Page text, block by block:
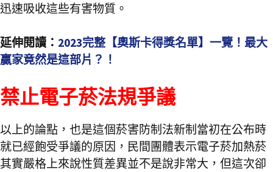
迅速吸收這些有害物質。
延伸閱讀： 2023完整【奧斯卡得獎名單】一覽！最大
贏家竟然是這部片？！
禁止電子菸法規爭議
以上的論點，也是這個菸害防制法新制當初在公布時
就已經飽受爭議的原因，民間團體表示電子菸加熱菸
其實嚴格上來說性質差異並不是說非常大，但這次卻